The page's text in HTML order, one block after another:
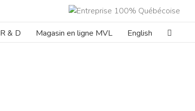
R & D Magasin en ligne MVL English